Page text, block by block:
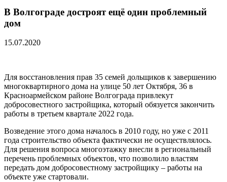
В Волгограде достроят ещё один проблемный
дом
15.07.2020
Для восстановления прав 35 семей дольщиков к завершению
многоквартирного дома на улице 50 лет Октября, 36 в
Красноармейском районе Волгограда привлекут
добросовестного застройщика, который обязуется закончить
работы в третьем квартале 2022 года.
Возведение этого дома началось в 2010 году, но уже с 2011
года строительство объекта фактически не осуществлялось.
Для решения вопроса многоэтажку внесли в региональный
перечень проблемных объектов, что позволило властям
передать дом добросовестному застройщику – работы на
объекте уже стартовали.